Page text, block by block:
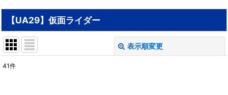
【UA29】仮面ライダー
表示順変更
41件